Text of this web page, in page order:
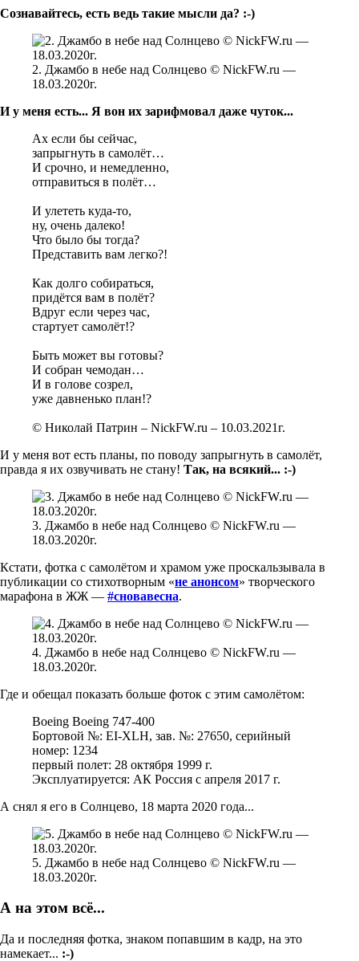
Сознавайтесь, есть ведь такие мысли да? :-)
2. Джамбо в небе над Солнцево © NickFW.ru —
18.03.2020г.
И у меня есть... Я вон их зарифмовал даже чуток...
Ах если бы сейчас,
запрыгнуть в самолёт…
И срочно, и немедленно,
отправиться в полёт…
И улететь куда-то,
ну, очень далеко!
Что было бы тогда?
Представить вам легко?!
Как долго собираться,
придётся вам в полёт?
Вдруг если через час,
стартует самолёт!?
Быть может вы готовы?
И собран чемодан…
И в голове созрел,
уже давненько план!?
© Николай Патрин – NickFW.ru – 10.03.2021г.
И у меня вот есть планы, по поводу запрыгнуть в самолёт,
правда я их озвучивать не стану! Так, на всякий... :-)
3. Джамбо в небе над Солнцево © NickFW.ru —
18.03.2020г.
Кстати, фотка с самолётом и храмом уже проскальзывала в
публикации со стихотворным «не анонсом» творческого
марафона в ЖЖ — #сновавесна.
4. Джамбо в небе над Солнцево © NickFW.ru —
18.03.2020г.
Где и обещал показать больше фоток с этим самолётом:
Boeing Boeing 747-400
Бортовой №: EI-XLH, зав. №: 27650, серийный
номер: 1234
первый полет: 28 октября 1999 г.
Эксплуатируется: АК Россия с апреля 2017 г.
А снял я его в Солнцево, 18 марта 2020 года...
5. Джамбо в небе над Солнцево © NickFW.ru —
18.03.2020г.
А на этом всё...
Да и последняя фотка, знаком попавшим в кадр, на это
намекает... :-)